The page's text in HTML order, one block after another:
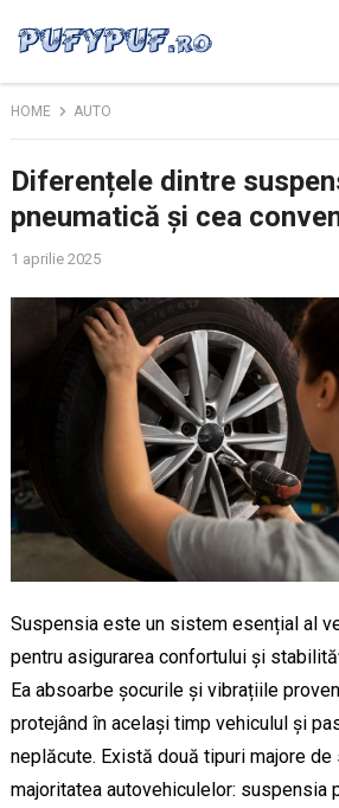
HOME AUTO
Diferențele dintre
pneumatică și cea
1 aprilie 2025
Suspensia este un sistem esențial al
pentru asigurarea confortului și
Ea absoarbe șocurile și vibrațiile
protejând în același timp vehiculul și
neplăcute. Există două tipuri majore
majoritatea autovehiculelor: suspensia